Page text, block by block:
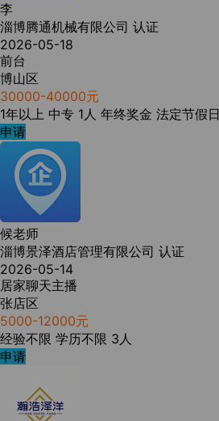
李
淄博腾通机械有限公司 认证
2026-05-18
前台
博山区
30000-40000元
1年以上 中专 1人 年终奖金 法定节假日
申请
候老师
淄博景泽酒店管理有限公司 认证
2026-05-14
居家聊天主播
张店区
5000-12000元
经验不限 学历不限 3人
申请